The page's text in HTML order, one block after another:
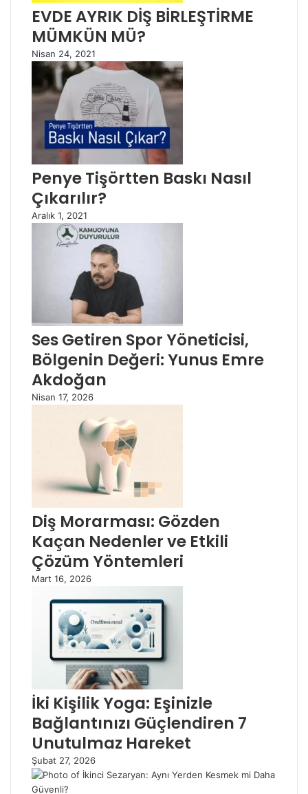
EVDE AYRIK DİŞ BİRLEŞTİRME
MÜMKÜN MÜ?
Nisan 24, 2021
Penye Tişörtten Baskı Nasıl
Çıkarılır?
Aralık 1, 2021
Ses Getiren Spor Yöneticisi,
Bölgenin Değeri: Yunus Emre
Akdoğan
Nisan 17, 2026
Diş Morarması: Gözden
Kaçan Nedenler ve Etkili
Çözüm Yöntemleri
Mart 16, 2026
İki Kişilik Yoga: Eşinizle
Bağlantınızı Güçlendiren 7
Unutulmaz Hareket
Şubat 27, 2026